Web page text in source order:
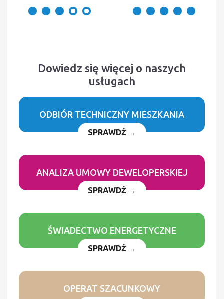
Dowiedz się więcej o naszych
usługach
ODBIÓR TECHNICZNY MIESZKANIA
SPRAWDŹ →
ANALIZA UMOWY DEWELOPERSKIEJ
SPRAWDŹ →
ŚWIADECTWO ENERGETYCZNE
SPRAWDŹ →
OPERAT SZACUNKOWY